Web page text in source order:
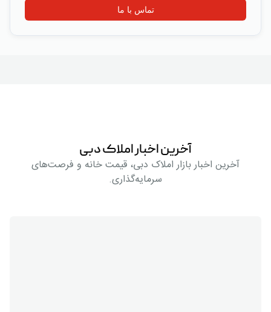
تماس با ما
آخرین اخبار املاک دبی
آخرین اخبار بازار املاک دبی، قیمت خانه و فرصت‌های
سرمایه‌گذاری.